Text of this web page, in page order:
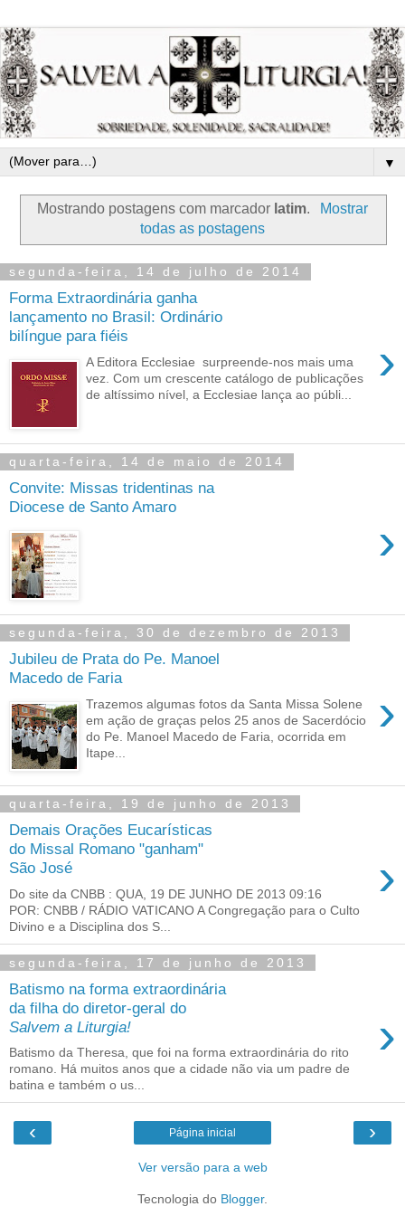
▼
Mostrando postagens com marcador latim.
Mostrar
todas as postagens
segunda-feira, 14 de julho de 2014
Forma Extraordinária ganha
lançamento no Brasil: Ordinário
bilíngue para fiéis
›
A Editora Ecclesiae surpreende-nos mais uma
vez. Com um crescente catálogo de publicações
de altíssimo nível, a Ecclesiae lança ao públi...
quarta-feira, 14 de maio de 2014
Convite: Missas tridentinas na
Diocese de Santo Amaro
›
segunda-feira, 30 de dezembro de 2013
Jubileu de Prata do Pe. Manoel
Macedo de Faria
›
Trazemos algumas fotos da Santa Missa Solene
em ação de graças pelos 25 anos de Sacerdócio
do Pe. Manoel Macedo de Faria, ocorrida em
Itape...
quarta-feira, 19 de junho de 2013
Demais Orações Eucarísticas
do Missal Romano "ganham"
São José
›
Do site da CNBB : QUA, 19 DE JUNHO DE 2013 09:16
POR: CNBB / RÁDIO VATICANO A Congregação para o Culto
Divino e a Disciplina dos S...
segunda-feira, 17 de junho de 2013
Batismo na forma extraordinária
da filha do diretor-geral do
Salvem a Liturgia!
›
Batismo da Theresa, que foi na forma extraordinária do rito
romano. Há muitos anos que a cidade não via um padre de
batina e também o us...
‹ ›
Página inicial
Ver versão para a web
Tecnologia do Blogger.